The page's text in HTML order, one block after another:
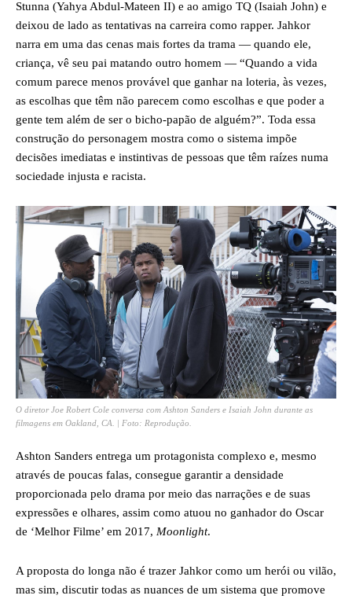
Stunna (Yahya Abdul-Mateen II) e ao amigo TQ (Isaiah John) e
deixou de lado as tentativas na carreira como rapper. Jahkor
narra em uma das cenas mais fortes da trama — quando ele,
criança, vê seu pai matando outro homem — “Quando a vida
comum parece menos provável que ganhar na loteria, às vezes,
as escolhas que têm não parecem como escolhas e que poder a
gente tem além de ser o bicho-papão de alguém?”. Toda essa
construção do personagem mostra como o sistema impõe
decisões imediatas e instintivas de pessoas que têm raízes numa
sociedade injusta e racista.
O diretor Joe Robert Cole conversa com Ashton Sanders e Isaiah John durante as
filmagens em Oakland, CA. | Foto: Reprodução.
Ashton Sanders entrega um protagonista complexo e, mesmo
através de poucas falas, consegue garantir a densidade
proporcionada pelo drama por meio das narrações e de suas
expressões e olhares, assim como atuou no ganhador do Oscar
de ‘Melhor Filme’ em 2017, Moonlight.
A proposta do longa não é trazer Jahkor como um herói ou vilão,
mas sim, discutir todas as nuances de um sistema que promove